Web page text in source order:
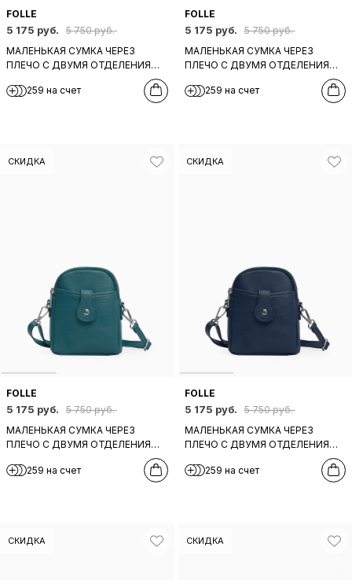
FOLLE
5 175 руб.
5 750 руб.
МАЛЕНЬКАЯ СУМКА ЧЕРЕЗ
ПЛЕЧО С ДВУМЯ ОТДЕЛЕНИЯМИ
КНОПКЕ ОТ FOLLE ИЗ КОЖИ
259 на счет
FOLLE
5 175 руб.
5 750 руб.
МАЛЕНЬКАЯ СУМКА ЧЕРЕЗ
ПЛЕЧО С ДВУМЯ ОТДЕЛЕНИЯМИ
КНОПКЕ ОТ FOLLE ИЗ КРАСНОЙ
259 на счет
СКИДКА
FOLLE
5 175 руб.
5 750 руб.
МАЛЕНЬКАЯ СУМКА ЧЕРЕЗ
ПЛЕЧО С ДВУМЯ ОТДЕЛЕНИЯМИ
КНОПКЕ ОТ FOLLE ИЗ ТЕМНО-
259 на счет
СКИДКА
FOLLE
5 175 руб.
5 750 руб.
МАЛЕНЬКАЯ СУМКА ЧЕРЕЗ
ПЛЕЧО С ДВУМЯ ОТДЕЛЕНИЯМИ
КНОПКЕ ОТ FOLLE ИЗ СИНЕЙ
259 на счет
СКИДКА СКИДКА